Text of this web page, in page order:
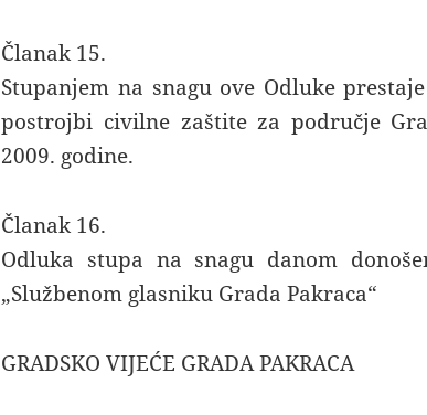
Članak 15.
Stupanjem na snagu ove Odluke
postrojbi civilne zaštite za područje
2009. godine.
Članak 16.
Odluka stupa na snagu danom
„Službenom glasniku Grada Pakraca“
GRADSKO VIJEĆE GRADA PAKRACA